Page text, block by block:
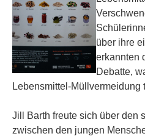
über ihre
erkannten
Debatte,
Lebensmittel-Müllvermeidung
Jill Barth freute sich über den
zwischen den jungen